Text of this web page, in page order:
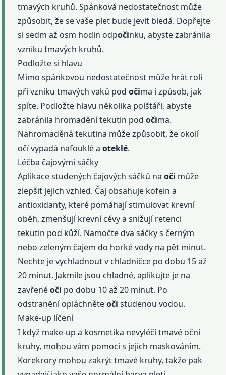
tmavých kruhů. Spánková nedostatečnost může
způsobit, že se vaše pleť bude jevit bledá. Dopřejte
si sedm až osm hodin odpočinku, abyste zabránila
vzniku tmavých kruhů.
Podložte si hlavu
Mimo spánkovou nedostatečnost může hrát roli
při vzniku tmavých vaků podočima i způsob, jak
spíte. Podložte hlavu několika polštáři, abyste
zabránila hromadění tekutin podočima.
Nahromaděná tekutina může způsobit, že okolí
očí vypadá nafouklé aoteklé.
Léčba čajovými sáčky
Aplikace studených čajových sáčků naoči může
zlepšit jejich vzhled. Čaj obsahuje kofein a
antioxidanty, které pomáhají stimulovat krevní
oběh, zmenšují krevní cévy a snižují retenci
tekutin pod kůží. Namočte dva sáčky s černým
nebo zeleným čajem do horké vody na pět minut.
Nechte je vychladnout v chladničce po dobu 15 až
20 minut. Jakmile jsou chladné, aplikujte je na
zavřenéoči po dobu 10 až 20 minut. Po
odstranění opláchněteoči studenou vodou.
Make-up líčení
I když make-up a kosmetika nevyléčí tmavé oční
kruhy, mohou vám pomoci s jejich maskováním.
Korekrory mohou zakrýt tmavé kruhy, takže pak